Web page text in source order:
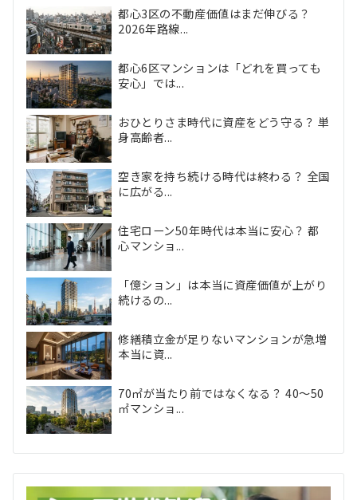
都心3区の不動産価値はまだ伸びる？
2026年路線...
都心6区マンションは「どれを買っても
安心」では...
おひとりさま時代に資産をどう守る？ 単
身高齢者...
空き家を持ち続ける時代は終わる？ 全国
に広がる...
住宅ローン50年時代は本当に安心？ 都
心マンショ...
「億ション」は本当に資産価値が上がり
続けるの...
修繕積立金が足りないマンションが急増
本当に資...
70㎡が当たり前ではなくなる？ 40〜50
㎡マンショ...